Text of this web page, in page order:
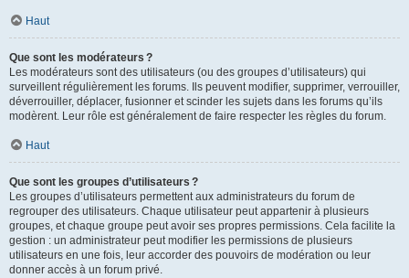
Haut
Que sont les modérateurs ?
Les modérateurs sont des utilisateurs (ou des groupes d’utilisateurs) qui
surveillent régulièrement les forums. Ils peuvent modifier, supprimer, verrouiller,
déverrouiller, déplacer, fusionner et scinder les sujets dans les forums qu’ils
modèrent. Leur rôle est généralement de faire respecter les règles du forum.
Haut
Que sont les groupes d’utilisateurs ?
Les groupes d’utilisateurs permettent aux administrateurs du forum de
regrouper des utilisateurs. Chaque utilisateur peut appartenir à plusieurs
groupes, et chaque groupe peut avoir ses propres permissions. Cela facilite la
gestion : un administrateur peut modifier les permissions de plusieurs
utilisateurs en une fois, leur accorder des pouvoirs de modération ou leur
donner accès à un forum privé.